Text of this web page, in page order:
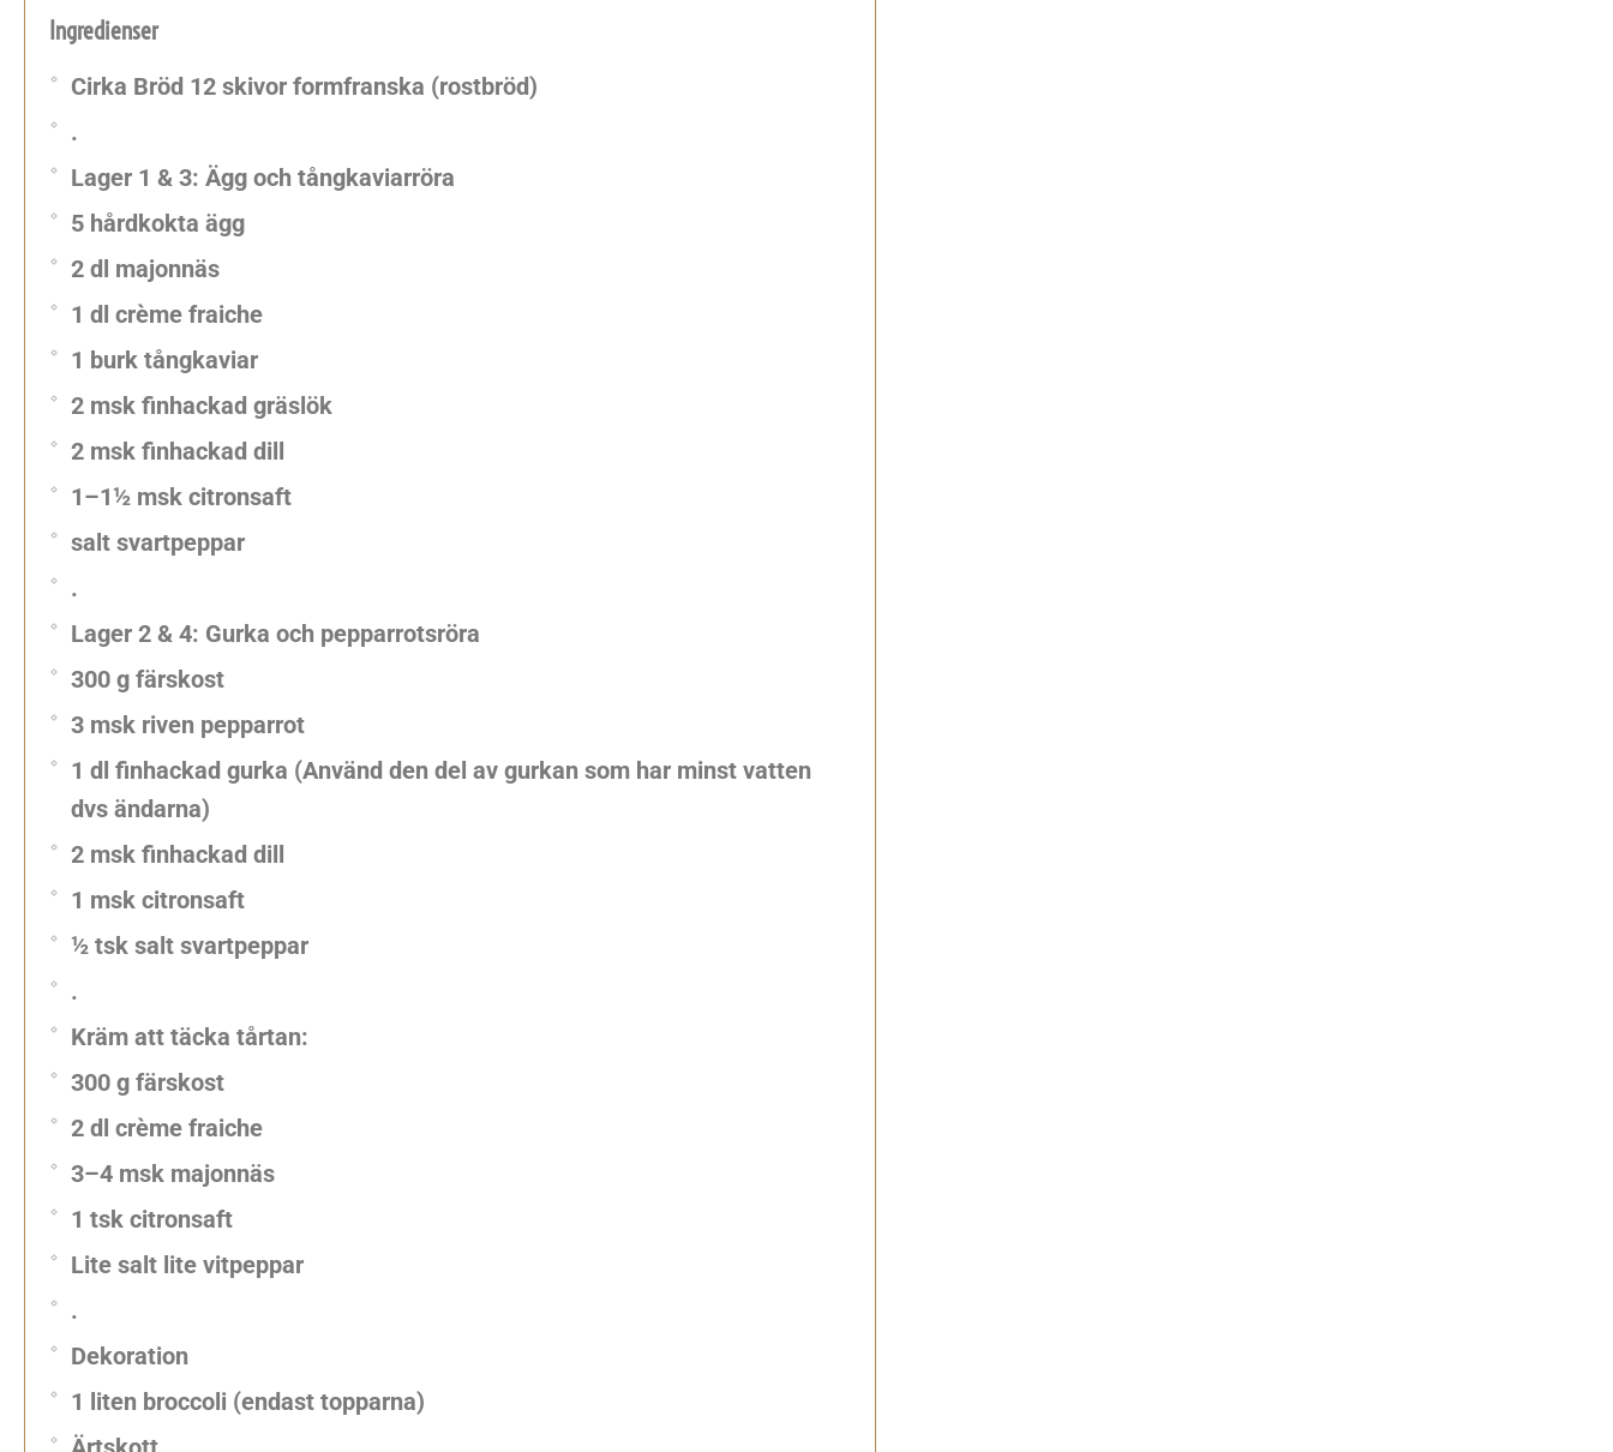
Ingredienser
Cirka Bröd 12 skivor formfranska (rostbröd)
.
Lager 1 & 3: Ägg och tångkaviarröra
5 hårdkokta ägg
2 dl majonnäs
1 dl crème fraiche
1 burk tångkaviar
2 msk finhackad gräslök
2 msk finhackad dill
1–1½ msk citronsaft
salt svartpeppar
.
Lager 2 & 4: Gurka och pepparrotsröra
300 g färskost
3 msk riven pepparrot
1 dl finhackad gurka (Använd den del av gurkan som har minst vatten
dvs ändarna)
2 msk finhackad dill
1 msk citronsaft
½ tsk salt svartpeppar
.
Kräm att täcka tårtan:
300 g färskost
2 dl crème fraiche
3–4 msk majonnäs
1 tsk citronsaft
Lite salt lite vitpeppar
.
Dekoration
1 liten broccoli (endast topparna)